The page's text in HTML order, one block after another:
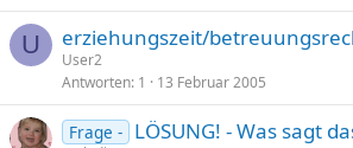
U erziehungszeit/
User2
Antworten 1 13 Februar 2005
Frage - LÖSUNG! - Was sagt